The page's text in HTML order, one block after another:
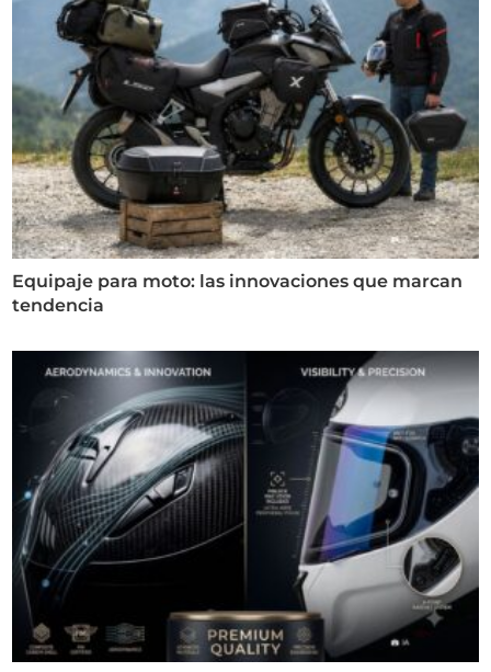
Equipaje para moto: las innovaciones que marcan
tendencia